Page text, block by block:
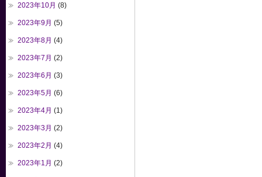
2023年10月 (8)
2023年9月 (5)
2023年8月 (4)
2023年7月 (2)
2023年6月 (3)
2023年5月 (6)
2023年4月 (1)
2023年3月 (2)
2023年2月 (4)
2023年1月 (2)